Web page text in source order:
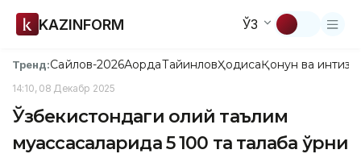
KAZINFORM ЎЗ
Тренд:Сайлов-2026АқордаТайинловҲодисаҚонун ва
14:10, 08 Декабр 2025
Ўзбекистондаги олий таълим
муассасаларида 5 100 та талаба ўрни